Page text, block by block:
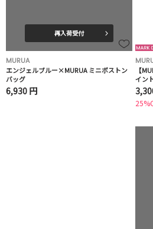
再入荷受付
MURUA
エンジェルブルー×MURUA ミニボストン
バッグ
6,930 円
【
イン